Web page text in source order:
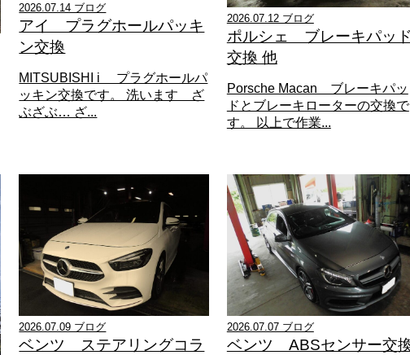
2026.07.14 ブログ
アイ プラグホールパッキ
ン交換
MITSUBISHI i プラグホールパ
ッキン交換です。 洗います ざ
ぶざぶ… ざ...
2026.07.12 ブログ
ポルシェ ブレーキパッ
交換 他
Porsche Macan ブレーキパッ
ドとブレーキローターの交換で
す。 以上で作業...
2026.07.09 ブログ
ベンツ ステアリングコラ
2026.07.07 ブログ
ベンツ ABSセンサー交